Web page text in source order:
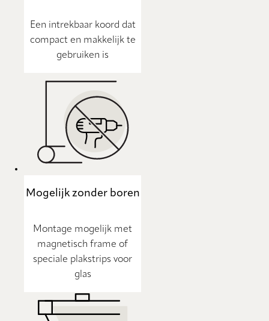
Een intrekbaar koord dat
compact en makkelijk te
gebruiken is
Mogelijk zonder boren
Montage mogelijk met
magnetisch frame of
speciale plakstrips voor
glas